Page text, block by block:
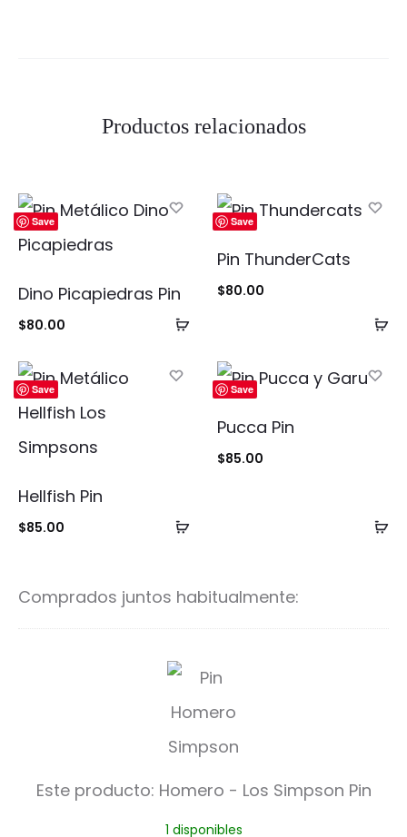
Productos relacionados
Save
Añadir
carrito
Dino Picapiedras Pin
$80.00
Save
Pin ThunderCats
$80.00
Save
Añadir
Hellfish Pin
$85.00
Save
Pucca Pin
$85.00
Comprados juntos habitualmente:
H
o
m
Este producto: Homero - Los Simpson Pin
1 disponibles